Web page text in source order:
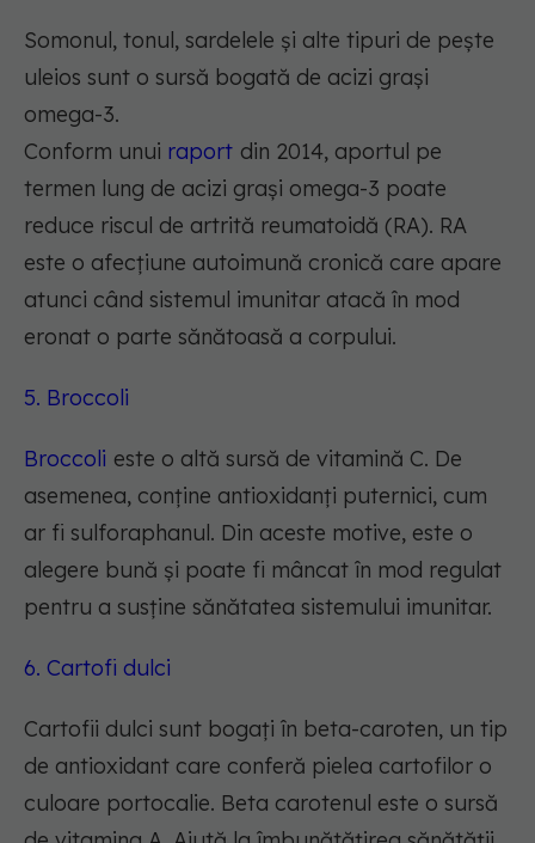
Somonul, tonul, sardelele și alte tipuri de pește
uleios sunt o sursă bogată de acizi grași
omega-3.
Conform unui raport din 2014, aportul pe
termen lung de acizi grași omega-3 poate
reduce riscul de artrită reumatoidă (RA). RA
este o afecțiune autoimună cronică care apare
atunci când sistemul imunitar atacă în mod
eronat o parte sănătoasă a corpului.
5. Broccoli
Broccoli este o altă sursă de vitamină C. De
asemenea, conține antioxidanți puternici, cum
ar fi sulforaphanul. Din aceste motive, este o
alegere bună și poate fi mâncat în mod regulat
pentru a susține sănătatea sistemului imunitar.
6. Cartofi dulci
Cartofii dulci sunt bogați în beta-caroten, un tip
de antioxidant care conferă pielea cartofilor o
culoare portocalie. Beta carotenul este o sursă